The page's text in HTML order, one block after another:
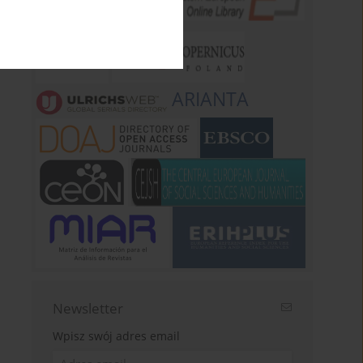
ARIANTA
Newsletter
Wpisz swój adres email